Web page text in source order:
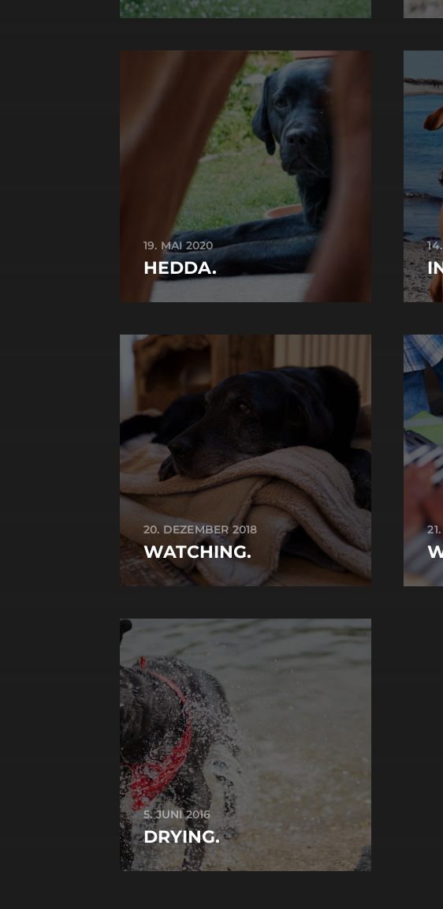
19. MAI 2020
HEDDA.
20. DEZEMBER 2018
WATCHING.
5. JUNI 2016
DRYING.